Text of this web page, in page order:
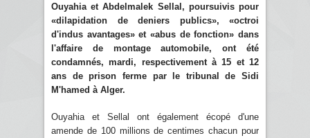
Ouyahia et Abdelmalek Sellal, poursuivis pour
«dilapidation de deniers publics», «octroi
d'indus avantages» et «abus de fonction» dans
l'affaire de montage automobile, ont été
condamnés, mardi, respectivement à 15 et 12
ans de prison ferme par le tribunal de Sidi
M'hamed à Alger.
Ouyahia et Sellal ont également écopé d'une
amende de 100 millions de centimes chacun pour